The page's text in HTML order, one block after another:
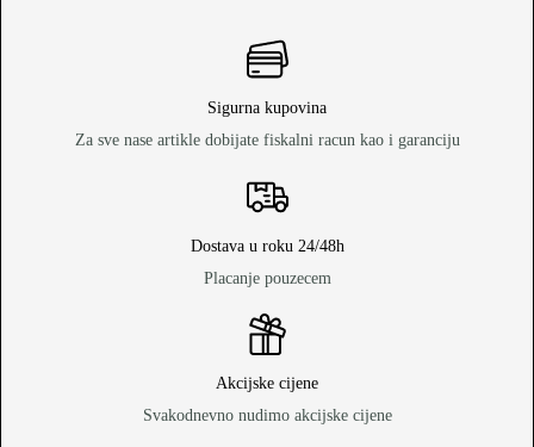
Sigurna kupovina
Za sve nase artikle dobijate fiskalni racun kao i garanciju
Dostava u roku 24/48h
Placanje pouzecem
Akcijske cijene
Svakodnevno nudimo akcijske cijene